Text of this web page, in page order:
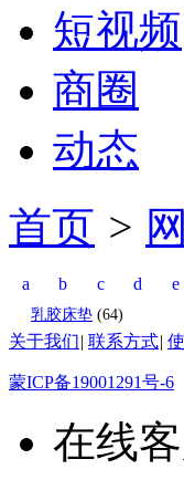
短视频
商圈
动态
首页 >
a b c d e
乳胶床垫 (64)
关于我们| 联系方式|
蒙ICP备19001291号-6
在线